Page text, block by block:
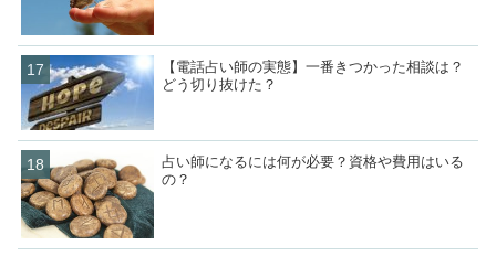
【電話占い師の実態】一番きつかった相談は？
どう切り抜けた？
占い師になるには何が必要？資格や費用はいる
の？